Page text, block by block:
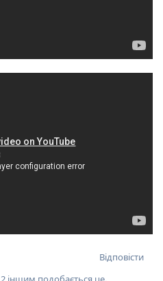
Відповісти